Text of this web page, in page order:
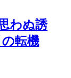
わぬ誘
転機